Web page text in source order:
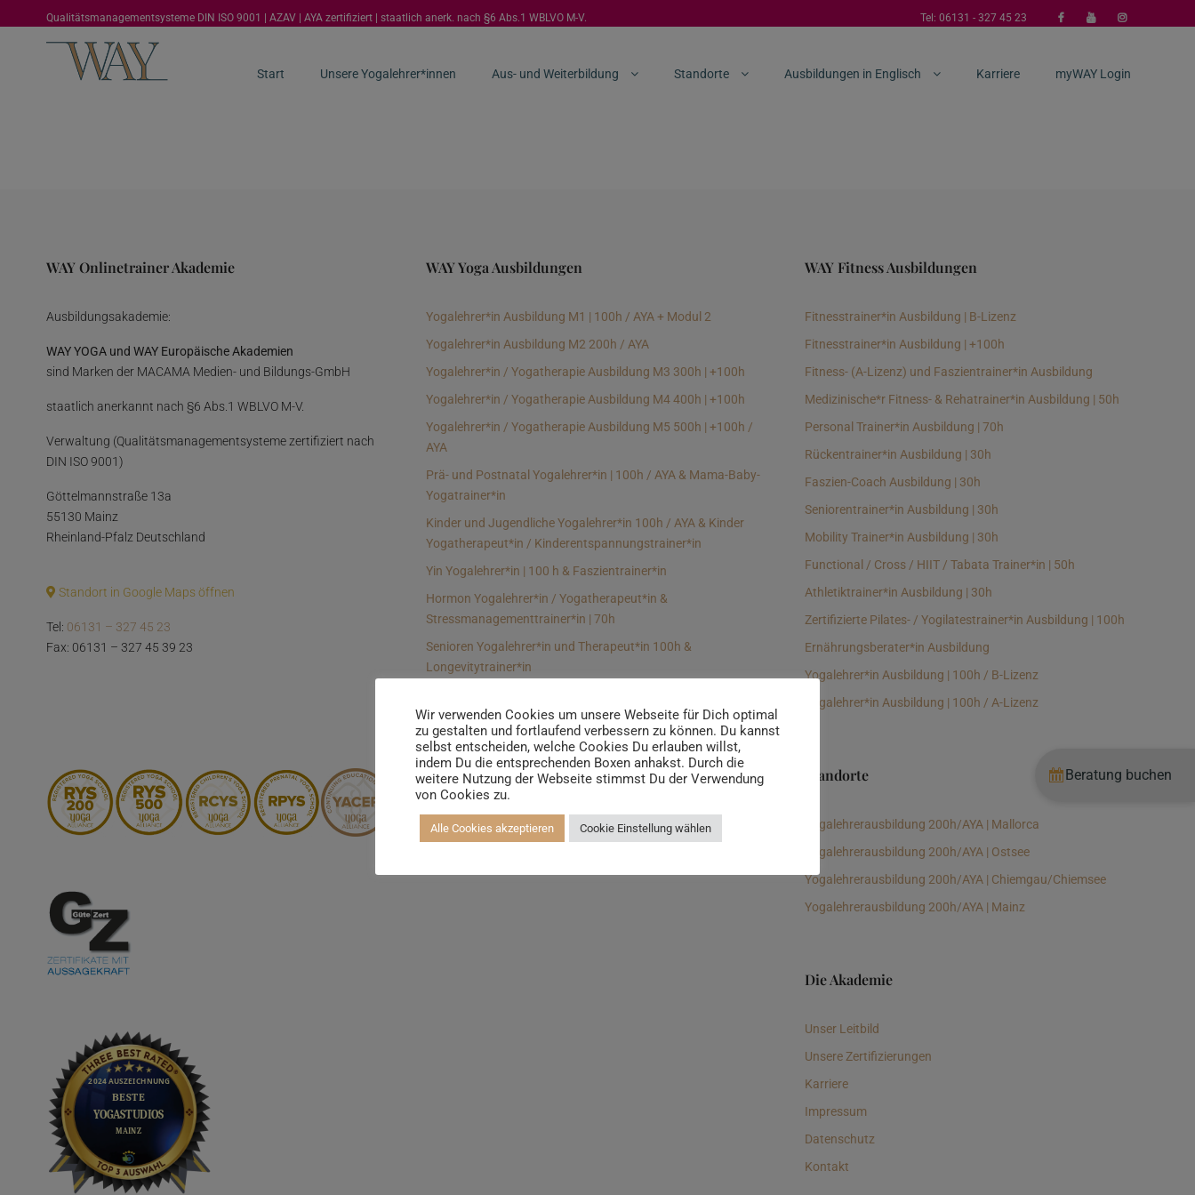
Qualitätsmanagementsysteme DIN ISO 9001 | AZAV | AYA zertifiziert | staatlich anerk. nach §6 Abs.1 WBLVO M-V. Tel: 06131 - 327 45 23
Start Unsere Yogalehrer*innen Aus- und Weiterbildung Standorte Ausbildungen in Englisch Karriere myWAY Login
WAY Onlinetrainer Akademie
Ausbildungsakademie:
WAY YOGA und WAY Europäische Akademien
sind Marken der MACAMA Medien- und Bildungs-GmbH
staatlich anerkannt nach §6 Abs.1 WBLVO M-V.
Verwaltung (Qualitätsmanagementsysteme zertifiziert nach
DIN ISO 9001)
Göttelmannstraße 13a
55130 Mainz
Rheinland-Pfalz Deutschland
Standort in Google Maps öffnen
Tel: 06131 – 327 45 23
Fax: 06131 – 327 45 39 23
WAY Yoga Ausbildungen
Yogalehrer*in Ausbildung M1 | 100h / AYA + Modul 2
Yogalehrer*in Ausbildung M2 200h / AYA
Yogalehrer*in / Yogatherapie Ausbildung M3 300h | +100h
Yogalehrer*in / Yogatherapie Ausbildung M4 400h | +100h
Yogalehrer*in / Yogatherapie Ausbildung M5 500h | +100h /
AYA
Prä- und Postnatal Yogalehrer*in | 100h / AYA & Mama-Baby-
Yogatrainer*in
Kinder und Jugendliche Yogalehrer*in 100h / AYA & Kinder
Yogatherapeut*in / Kinderentspannungstrainer*in
Yin Yogalehrer*in | 100 h & Faszientrainer*in
Hormon Yogalehrer*in / Yogatherapeut*in &
Stressmanagementtrainer*in | 70h
Senioren Yogalehrer*in und Therapeut*in 100h &
Longevitytrainer*in
Meditationsleiter*in | 50h & Achtsamkeitstrainer*in
Yoga Alignmenttrainer*in | 40h
Yoga Hilfsmitteltrainer*in Ausbildung | 10 h
WAY Fitness Ausbildungen
Fitnesstrainer*in Ausbildung | B-Lizenz
Fitnesstrainer*in Ausbildung | +100h
Fitness- (A-Lizenz) und Faszientrainer*in Ausbildung
Medizinische*r Fitness- & Rehatrainer*in Ausbildung | 50h
Personal Trainer*in Ausbildung | 70h
Rückentrainer*in Ausbildung | 30h
Faszien-Coach Ausbildung | 30h
Seniorentrainer*in Ausbildung | 30h
Mobility Trainer*in Ausbildung | 30h
Functional / Cross / HIIT / Tabata Trainer*in | 50h
Athletiktrainer*in Ausbildung | 30h
Zertifizierte Pilates- / Yogilatestrainer*in Ausbildung | 100h
Ernährungsberater*in Ausbildung
Yogalehrer*in Ausbildung | 100h / B-Lizenz
Yogalehrer*in Ausbildung | 100h / A-Lizenz
Standorte
Yogalehrerausbildung 200h/AYA | Mallorca
Yogalehrerausbildung 200h/AYA | Ostsee
Yogalehrerausbildung 200h/AYA | Chiemgau/Chiemsee
Yogalehrerausbildung 200h/AYA | Mainz
Die Akademie
Unser Leitbild
Unsere Zertifizierungen
Karriere
Impressum
Datenschutz
Kontakt
Wir verwenden Cookies um unsere Webseite für Dich optimal
zu gestalten und fortlaufend verbessern zu können. Du kannst
selbst entscheiden, welche Cookies Du erlauben willst,
indem Du die entsprechenden Boxen anhakst. Durch die
weitere Nutzung der Webseite stimmst Du der Verwendung
von Cookies zu.
Alle Cookies akzeptieren Cookie Einstellung wählen
Beratung buchen